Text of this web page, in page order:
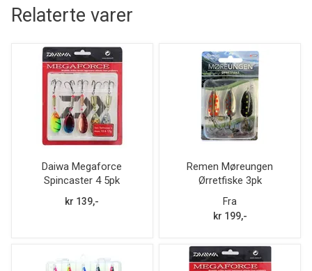
Relaterte varer
Daiwa Megaforce
Spincaster 4 5pk
kr 139,-
Remen Møreungen
Ørretfiske 3pk
Fra
kr 199,-